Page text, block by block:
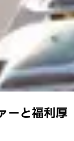
ーと福利厚